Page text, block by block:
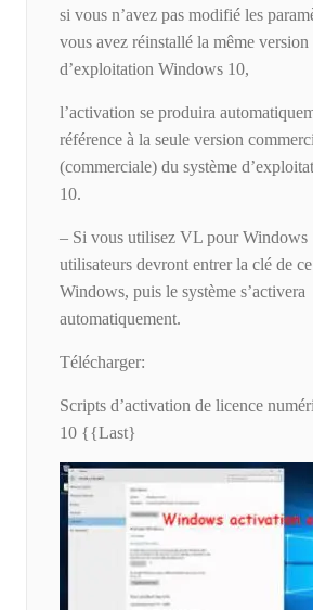
si vous n’avez pas modifié les
vous avez réinstallé la même version
d’exploitation Windows 10,
l’activation se produira
référence à la seule version
(commerciale) du système
10.
– Si vous utilisez VL pour Windows
utilisateurs devront entrer la clé de
Windows, puis le système s’activera
automatiquement.
Télécharger:
Scripts d’activation de licence
10 {{Last}